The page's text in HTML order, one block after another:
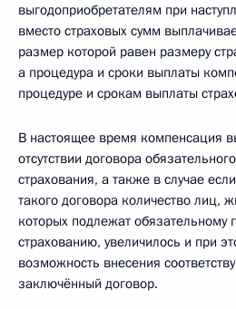
выгодоприобретателям при
вместо страховых сумм
размер которой равен размеру
а процедура и сроки выплаты
процедуре и срокам выплаты
В настоящее время компенсация
отсутствии договора
страхования, а также в случае
такого договора количество лиц,
которых подлежат обязательному
страхованию, увеличилось и при
возможность внесения
заключённый договор.